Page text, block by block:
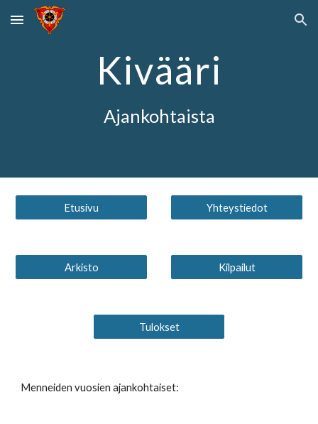
Skip to main content Skip to navigation
Kivääri
Ajankohtaista
Etusivu Yhteystiedot
Arkisto Kilpailut
Tulokset
Menneiden vuosien ajankohtaiset: